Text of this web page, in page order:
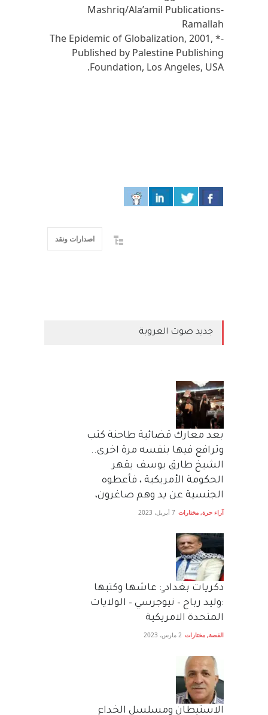
Mashriq/Ala’amil Publications-
Ramallah
-* The Epidemic of Globalization, 2001,
Published by Palestine Publishing
Foundation, Los Angeles, USA.
اصدارات ونقد
جديد صوت العروبة
بعد معارك قضائية طاحنة كتب
وترافع فيها بنفسه مرة اخرى..
الشيخ طارق يوسف يقهر
الحكومة الأمريكية ، فأعطوه
الجنسية عن يد وهم صاغرون،
آراء حرة, مختارات 7 أبريل، 2023
دكريات بغداد ٍ: عاشها وكتبها
:وليد رباح – نيوجرسي – الولايات
المتحدة الامريكية
القصة, مختارات 2 مارس، 2023
الاستيطان ومسلسل الخداع